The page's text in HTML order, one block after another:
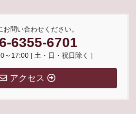
お問い合わせください。
6355-6701
～17:00 [ 土・日・祝日除く ]
アクセス